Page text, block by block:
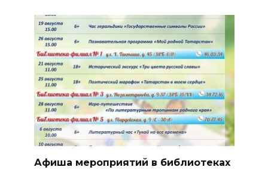
Афиша мероприятий в библиотеках